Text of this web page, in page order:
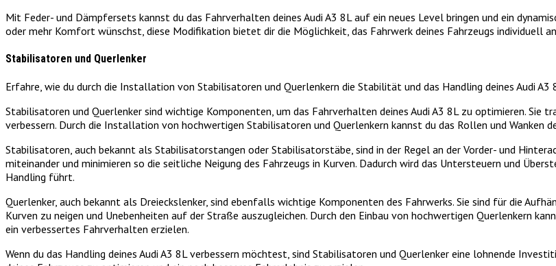
Mit Feder- und Dämpfersets kannst du das Fahrverhalten deines Audi A3 8L auf ein neues Level bringen und ein
oder mehr Komfort wünschst, diese Modifikation bietet dir die Möglichkeit, das Fahrwerk deines Fahrzeugs individuell
Stabilisatoren und Querlenker
Erfahre, wie du durch die Installation von Stabilisatoren und Querlenkern die Stabilität und das Handling deines Audi A3
Stabilisatoren und Querlenker sind wichtige Komponenten, um das Fahrverhalten deines Audi A3 8L zu optimieren. Sie
verbessern. Durch die Installation von hochwertigen Stabilisatoren und Querlenkern kannst du das Rollen und Wanken
Stabilisatoren, auch bekannt als Stabilisatorstangen oder Stabilisatorstäbe, sind in der Regel an der Vorder- und
miteinander und minimieren so die seitliche Neigung des Fahrzeugs in Kurven. Dadurch wird das Untersteuern und
Handling führt.
Querlenker, auch bekannt als Dreieckslenker, sind ebenfalls wichtige Komponenten des Fahrwerks. Sie sind für die
Kurven zu neigen und Unebenheiten auf der Straße auszugleichen. Durch den Einbau von hochwertigen Querlenkern
ein verbessertes Fahrverhalten erzielen.
Wenn du das Handling deines Audi A3 8L verbessern möchtest, sind Stabilisatoren und Querlenker eine lohnende